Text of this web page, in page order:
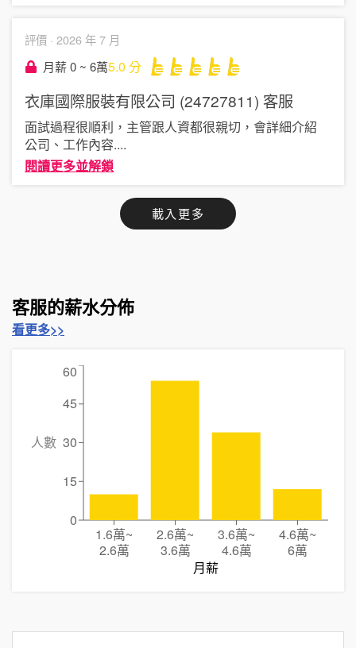
評價 · 2026 年 7 月
月薪 0 ~ 6萬5.0 分
衣庫國際服裝有限公司 (24727811) 客服
面試過程很順利，主管跟人資都很親切，會詳細介紹
公司、工作內容....
閱讀更多並解鎖
載入更多
客服的薪水分佈
看更多>>
1.6萬~
2.6萬
2.6萬~
3.6萬
3.6萬~
4.6萬
4.6萬~
6萬
月薪
0
15
30
45
60
人數